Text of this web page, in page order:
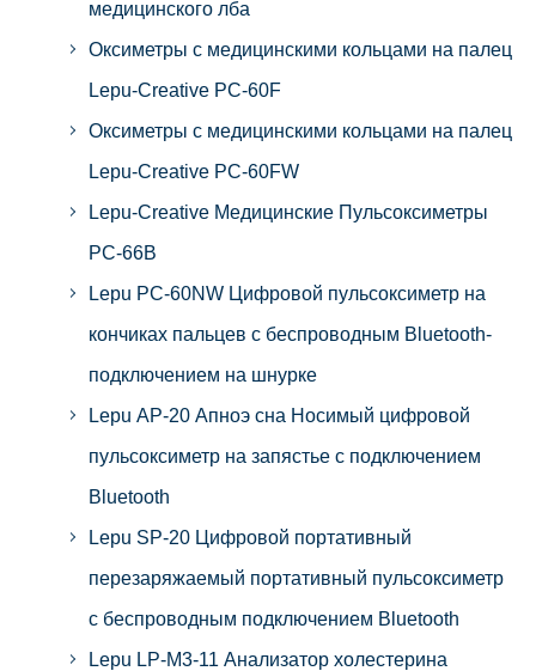
медицинского лба
Оксиметры с медицинскими кольцами на палец
Lepu-Creative PC-60F
Оксиметры с медицинскими кольцами на палец
Lepu-Creative PC-60FW
Lepu-Creative Медицинские Пульсоксиметры
PC-66B
Lepu PC-60NW Цифровой пульсоксиметр на
кончиках пальцев с беспроводным Bluetooth-
подключением на шнурке
Lepu AP-20 Апноэ сна Носимый цифровой
пульсоксиметр на запястье с подключением
Bluetooth
Lepu SP-20 Цифровой портативный
перезаряжаемый портативный пульсоксиметр
с беспроводным подключением Bluetooth
Lepu LP-M3-11 Анализатор холестерина